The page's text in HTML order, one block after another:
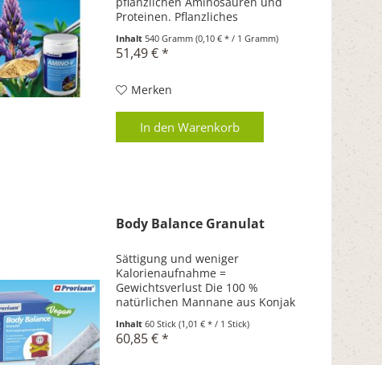
Proteinen. Pflanzliches
den Muskelaufbau bei Sport,
Diäten und im Alter Hochwertige
Inhalt 540 Gramm (0,10 € * / 1 Gramm)
51,49 € *
Merken
In den Warenkorb
Body Balance Granulat
Sättigung und weniger
Kalorienaufnahme =
Gewichtsverlust Die 100 %
natürlichen Mannane aus Konjak
physikalische Eigenschaften.
Sobald sie mit Wasser in
Inhalt 60 Stick (1,01 € * / 1 Stick)
60,85 € *